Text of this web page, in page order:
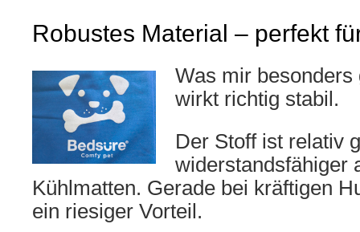
Robustes Material – perfekt
Was mir
wirkt richtig stabil.
Der Stoff ist relativ
widerstandsfähiger
Kühlmatten. Gerade bei kräftigen
ein riesiger Vorteil.